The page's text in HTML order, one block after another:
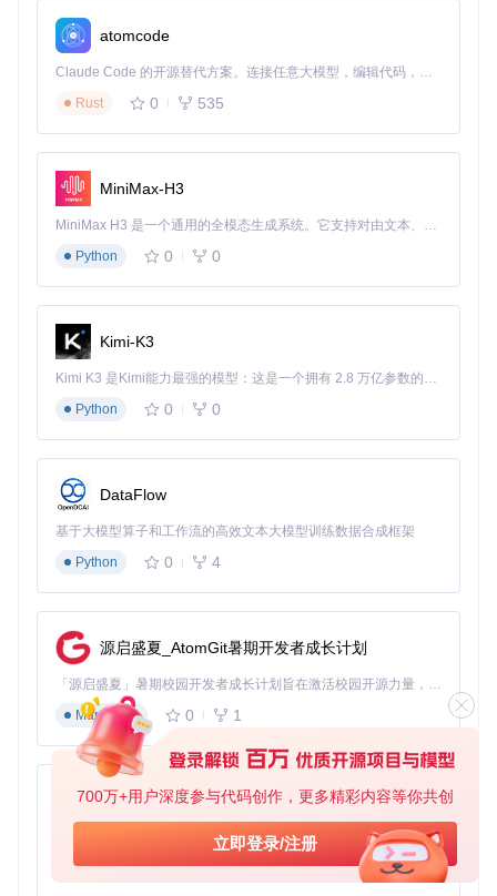
700万+用户深度参与代码创作，更多精彩内容等你共创
立即登录/注册
办公人士适用：热键定制
盘），实现"全程键盘操作"，特别适合频繁切换设备的场景。
通过命令行参数实现自动化管理：
/REMOVELETTER G
/REMOVENAME "工作资料" ：按卷标弹出设备
可集成到批处理脚本实现多设备批量管理
反常识使用技巧：你不知道的隐藏功能
弹出正在运行程序的U盘
将USB Disk Ejector程序存放于U盘根目录，需要弹出时直接
运行该程序，它能安全卸载自身所在的设备，这对于需要在多
台电脑间移动工作的用户尤为实用。
解决"幽灵设备"问题
当系统显示"设备已安全移除"但U盘指示灯仍亮时，使用程序
的"强制检测"功能，可清除系统缓存的设备信息，避免物理拔
除可能导致的数据损坏。
脑"即可掌握设备状态。
效率提升可视化：一天能省多少时间？
假设你每天需要弹出设备4次，每次传统方式耗时23秒，使用
本工具后耗时3秒：
单次节省：20秒
每日节省：80秒
每月工作22天节省：29分钟
这些时间累积起来，相当于每年多出了近6小时的专注工作时
atomcode
Claude Code 的开源替代方案。连接任意大模型，编辑代码，运行命令，自动验证 — 全自动执行。用 Rust 构建，极致性能。 ｜ An open-source alternative to Claude Code. Connect any LLM, edit code, run commands, and verify changes — autonomously. Built in Rust for speed. Get Started
Rust
0 535
MiniMax-H3
MiniMax H3 是一个通用的全模态生成系统。它支持对由文本、图像、视频和音频组成的多模态上下文进行统一理解，并能生成分辨率高达 2K、时长可达 15 秒的带原生立体声音频的视频。得益于面向任务泛化的系统设计，H3 在预训练阶段就已具备广泛的多模态上下文理解与生成能力，能够出色地执行复杂的多模态指令。
Python
0 0
Kimi-K3
Kimi K3 是Kimi能力最强的模型：这是一个拥有 2.8 万亿参数的混合专家（MoE）模型，具备原生视觉理解能力，并支持 100 万 token 的上下文窗口。
Python
0 0
DataFlow
基于大模型算子和工作流的高效文本大模型训练数据合成框架
Python
0 4
源启盛夏_AtomGit暑期开发者成长计划
「源启盛夏」暑期校园开发者成长计划旨在激活校园开源力量，通过积分激励、认证扶持、资源倾斜等形式，引导高校组织和开发者完成「入驻 — 建项目 — 做贡献 — 获认证 — 得资源」的完整闭环。无论你是想带领社团入驻平台的组织者，还是希望用代码贡献证明自己的开发者，都能在这里找到属于你的成长路径。
Markdown
0 1
py-xiaozhi
基于Python的Xiaozhi AI，适用于想要完整Xiaozhi体验而无需拥有专用硬件的用户。
Python
0 1